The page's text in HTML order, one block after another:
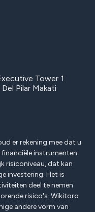
Tower 1
Pilar Makati
er rekening mee dat u
instrumenten
risiconiveau, dat kan
investering. Het is
deel te nemen
risico's. Wikitoro
andere vorm van